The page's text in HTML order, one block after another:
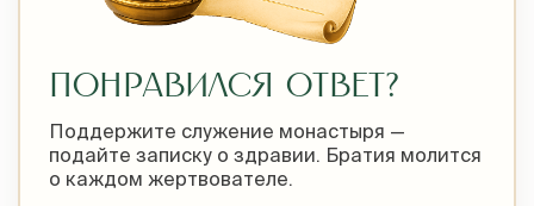
ПОНРАВИЛСЯ ОТВЕТ?
Поддержите служение монастыря —
подайте записку о здравии. Братия молится
о каждом жертвователе.